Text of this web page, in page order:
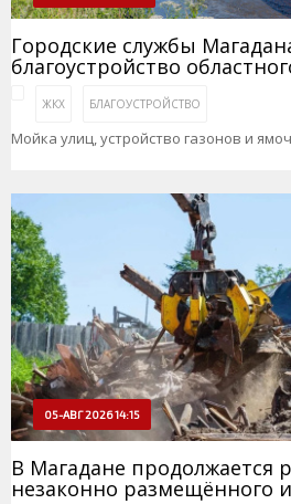
Городские службы
благоустройство
ЖКХ БЛАГОУСТРОЙСТВО
Мойка улиц, устройство газонов и
05-АВГ 2026 14:15
В Магадане продолжается
незаконно размещённого